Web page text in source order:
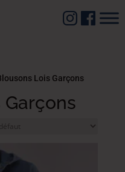
Lois Garçons